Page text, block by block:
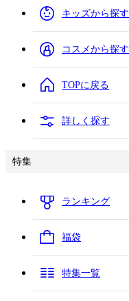
キッズから探す
コスメから探す
TOPに戻る
詳しく探す
特集
ランキング
福袋
特集一覧